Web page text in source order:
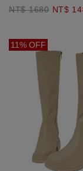
NT$ 1680 NT$
11% OFF